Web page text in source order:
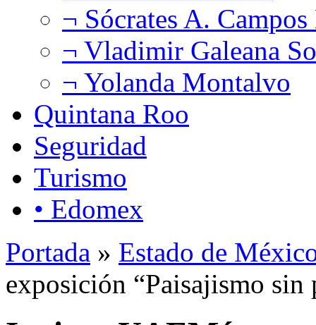
¬ Sócrates A.
¬ Vladimir Galeana
¬ Yolanda Montalvo
Quintana Roo
Seguridad
Turismo
• Edomex
Portada » Estado de
exposición “Paisajismo sin